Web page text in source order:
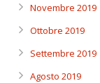
Novembre 2019
Ottobre 2019
Settembre 2019
Agosto 2019